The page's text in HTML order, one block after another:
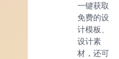
一键获取
免费的设
计模板、
设计素
材，还可